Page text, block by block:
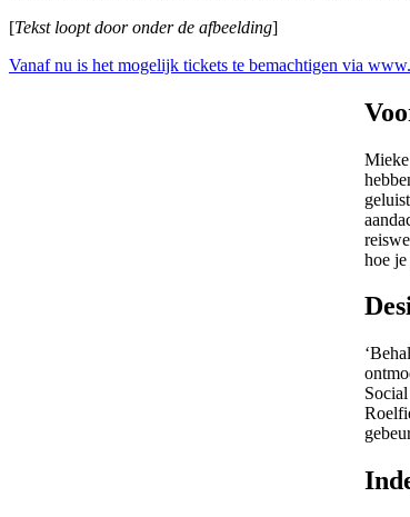
[Tekst loopt door onder de afbeelding]
Vanaf nu is het mogelijk tickets te bemachtigen via
hoe